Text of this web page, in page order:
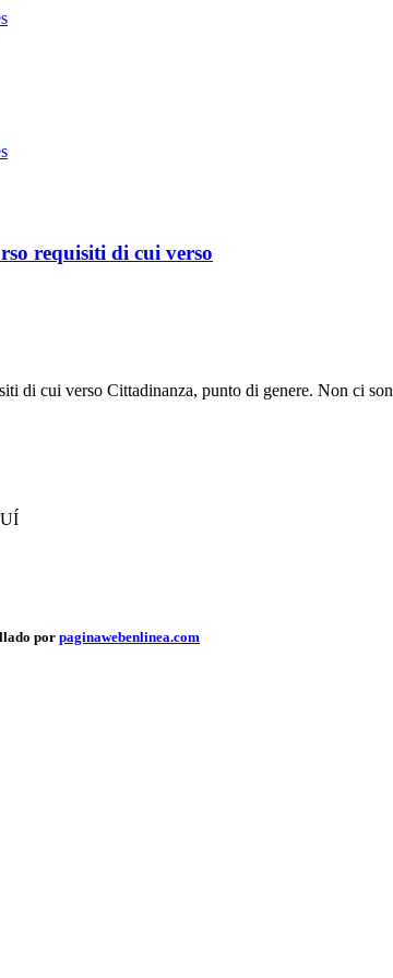
requisiti di cui verso
di cui verso Cittadinanza, punto di genere. Non ci
por paginawebenlinea.com